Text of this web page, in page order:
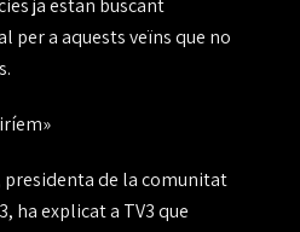
jaestan buscant
per a aquests veïns que no
presidenta de la comunitat
ha explicat a TV3 que